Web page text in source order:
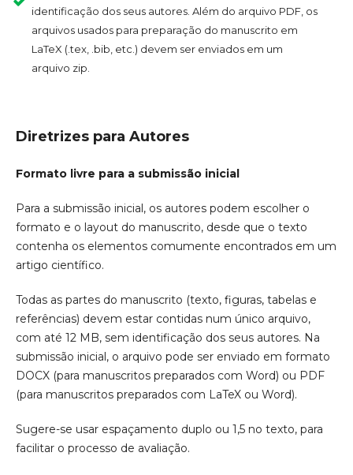
identificação dos seus autores. Além do arquivo PDF, os
arquivos usados para preparação do manuscrito em
LaTeX (.tex, .bib, etc.) devem ser enviados em um
arquivo zip.
Diretrizes para Autores
Formato livre para a submissão inicial
Para a submissão inicial, os autores podem escolher o
formato e o layout do manuscrito, desde que o texto
contenha os elementos comumente encontrados em um
artigo científico.
Todas as partes do manuscrito (texto, figuras, tabelas e
referências) devem estar contidas num único arquivo,
com até 12 MB, sem identificação dos seus autores. Na
submissão inicial, o arquivo pode ser enviado em formato
DOCX (para manuscritos preparados com Word) ou PDF
(para manuscritos preparados com LaTeX ou Word).
Sugere-se usar espaçamento duplo ou 1,5 no texto, para
facilitar o processo de avaliação.